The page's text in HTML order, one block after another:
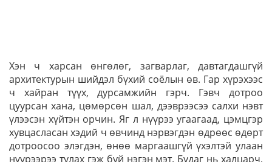
Хэн ч харсан өнгөлөг, загварлаг, давтагдашгүй
архитектурын шийдэл бүхий соёлын өв. Гар хүрэхээс
ч хайран түүх, дурсамжийн гэрч. Гэвч дотроо
цуурсан хана, цөмөрсөн шал, дээврээсээ салхи нэвт
үлээсэн хүйтэн орчин. Яг л нүүрээ угаагаад, цэмцгэр
хувцасласан хэдий ч өвчинд нэрвэгдэн өдрөөс өдөрт
дотроосоо элэгдэн, өнөө маргаашгүй үхэлтэй улаан
нүүрээрээ тулах гэж буй нэгэн мэт. Будаг нь халцарч,